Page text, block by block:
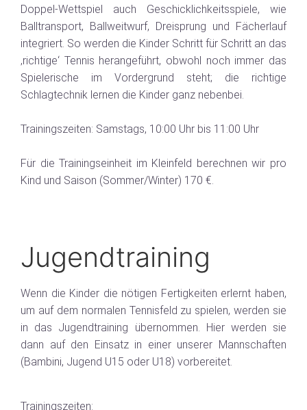
Doppel-Wettspiel auch Geschicklichkeitsspiele, wie
Balltransport, Ballweitwurf, Dreisprung und Fächerlauf
integriert. So werden die Kinder Schritt für Schritt an das
‚richtige‘ Tennis herangeführt, obwohl noch immer das
Spielerische im Vordergrund steht; die richtige
Schlagtechnik lernen die Kinder ganz nebenbei.
Trainingszeiten: Samstags, 10:00 Uhr bis 11:00 Uhr
Für die Trainingseinheit im Kleinfeld berechnen wir pro
Kind und Saison (Sommer/Winter) 170 €.
Jugendtraining
Wenn die Kinder die nötigen Fertigkeiten erlernt haben,
um auf dem normalen Tennisfeld zu spielen, werden sie
in das Jugendtraining übernommen. Hier werden sie
dann auf den Einsatz in einer unserer Mannschaften
(Bambini, Jugend U15 oder U18) vorbereitet.
Trainingszeiten: